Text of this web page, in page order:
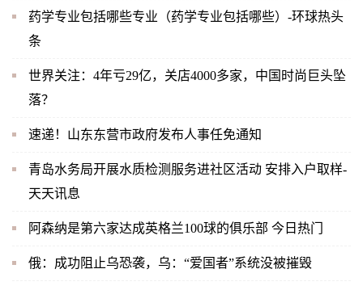
药学专业包括哪些专业（药学专业包括哪些）-环球热头
条
世界关注：4年亏29亿，关店4000多家，中国时尚巨头坠
落？
速递！山东东营市政府发布人事任免通知
青岛水务局开展水质检测服务进社区活动 安排入户取样-
天天讯息
阿森纳是第六家达成英格兰100球的俱乐部 今日热门
俄：成功阻止乌恐袭，乌：“爱国者”系统没被摧毁